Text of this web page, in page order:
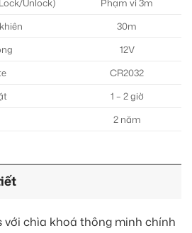
Unlock)
Phạm vi 3m
30m
12V
CR2032
1 – 2 giờ
2 năm
với chìa khoá thông minh chính